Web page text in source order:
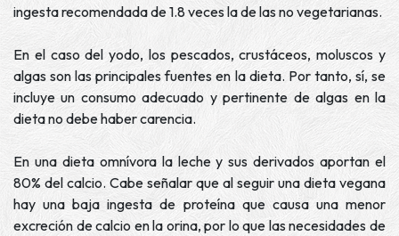
ingesta recomendada de 1.8 veces la de las no vegetarianas.
En el caso del yodo, los pescados, crustáceos, moluscos y
algas son las principales fuentes en la dieta. Por tanto, sí, se
incluye un consumo adecuado y pertinente de algas en la
dieta no debe haber carencia.
En una dieta omnívora la leche y sus derivados aportan el
80% del calcio. Cabe señalar que al seguir una dieta vegana
hay una baja ingesta de proteína que causa una menor
excreción de calcio en la orina, por lo que las necesidades de